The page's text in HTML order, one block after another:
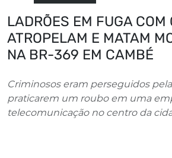
LADRÕES EM FUGA
ATROPELAM E MATAM
NA BR-369 EM CAMBÉ
Criminosos eram perseguidos
praticarem um roubo em uma
telecomunicação no centro da